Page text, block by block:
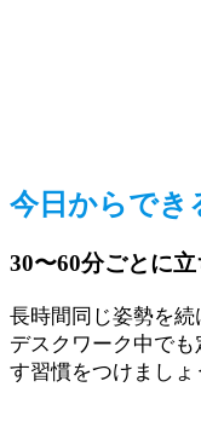
今日からでき
30〜60分ごとに
長時間同じ姿勢を続
デスクワーク中で
す習慣をつけましょ